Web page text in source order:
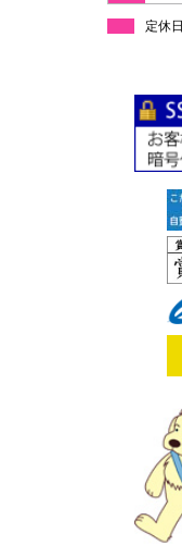
定休日